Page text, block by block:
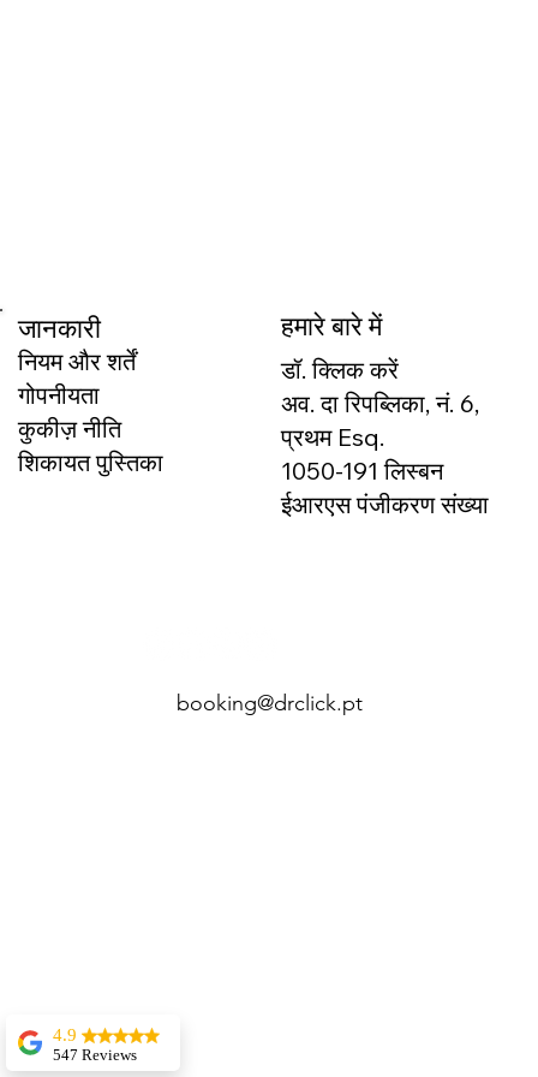
जानकारी
नियम और शर्तें
गोपनीयता
कुकीज़ नीति
शिकायत पुस्तिका
हमारे बारे में
डॉ. क्लिक करें
अव. दा रिपब्लिका, नं. 6,
प्रथम Esq.
1050-191 लिस्बन
ईआरएस पंजीकरण संख्या
booking@drclick.pt
4.9
547 Reviews